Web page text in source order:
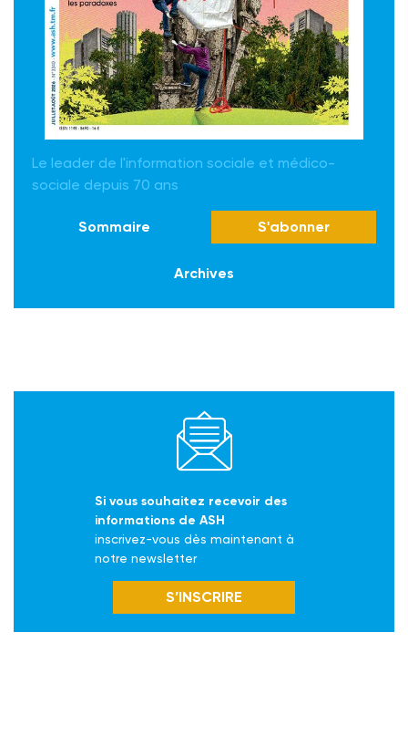
Le leader de l'information sociale et médico-
sociale depuis 70 ans
Sommaire S'abonner
Archives
Si vous souhaitez recevoir des
informations de ASH
inscrivez-vous dès maintenant à
notre newsletter
S’INSCRIRE